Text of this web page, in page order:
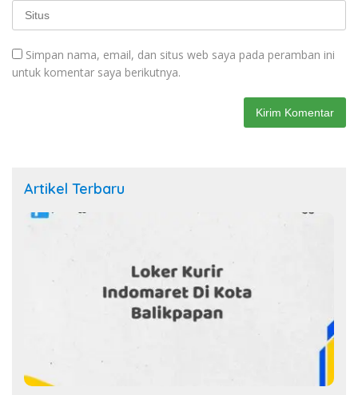
Simpan nama, email, dan situs web saya pada peramban ini
untuk komentar saya berikutnya.
Artikel Terbaru